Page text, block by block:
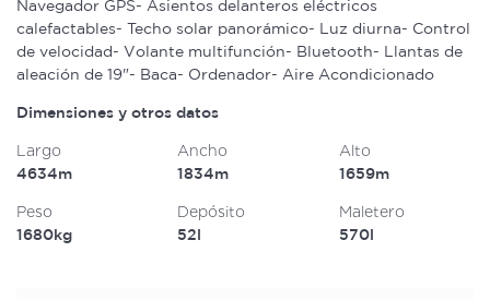
Navegador GPS- Asientos delanteros eléctricos
calefactables- Techo solar panorámico- Luz diurna- Control
de velocidad- Volante multifunción- Bluetooth- Llantas de
aleación de 19"- Baca- Ordenador- Aire Acondicionado
Dimensiones y otros datos
Largo
4634m
Ancho
1834m
Alto
1659m
Peso
1680kg
Depósito
52l
Maletero
570l